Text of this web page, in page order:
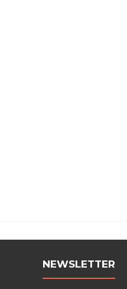
NEWSLETTER